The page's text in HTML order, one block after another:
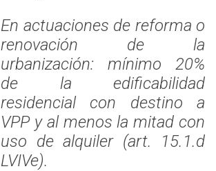
En actuaciones de reforma o
renovación de la
urbanización: mínimo 20%
de la edificabilidad
residencial con destino a
VPP y al menos la mitad con
uso de alquiler (art. 15.1.d
LVIVe).